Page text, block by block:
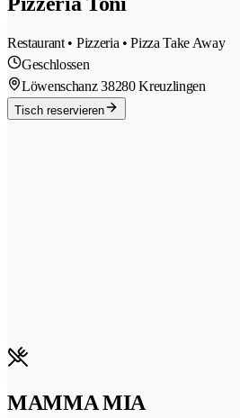
Restaurant • Pizzeria • Pizza Take Away
Geschlossen
Löwenschanz 38280 Kreuzlingen
Tisch reservieren
MAMMA MIA